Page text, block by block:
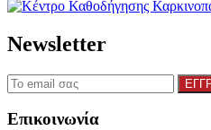
Newsletter
Επικοινωνία